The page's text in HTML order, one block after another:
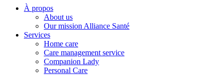
À propos
About us
Our mission Alliance Santé
Services
Home care
Care management service
Companion Lady
Personal Care